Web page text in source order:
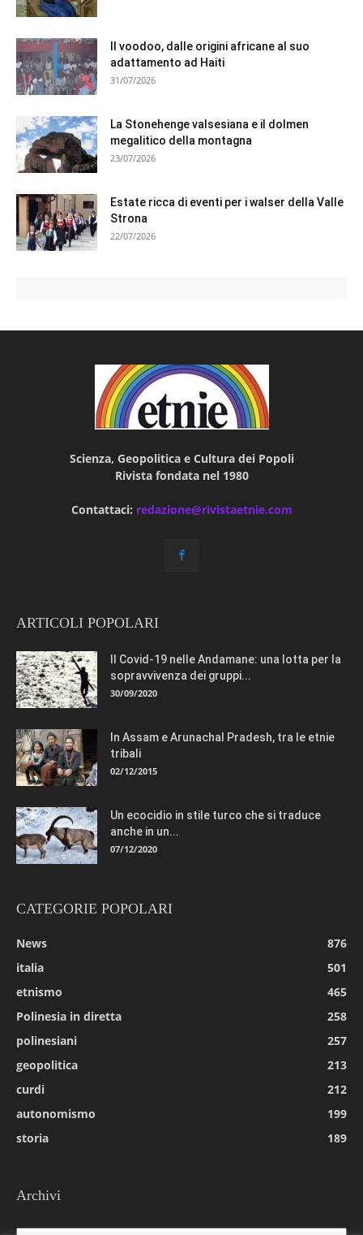
Il voodoo, dalle origini africane al suo
adattamento ad Haiti
31/07/2026
La Stonehenge valsesiana e il dolmen
megalitico della montagna
23/07/2026
Estate ricca di eventi per i walser della Valle
Strona
22/07/2026
Scienza, Geopolitica e Cultura dei Popoli
Rivista fondata nel 1980
Contattaci: redazione@rivistaetnie.com
ARTICOLI POPOLARI
Il Covid-19 nelle Andamane: una lotta per la
sopravvivenza dei gruppi...
30/09/2020
In Assam e Arunachal Pradesh, tra le etnie
tribali
02/12/2015
Un ecocidio in stile turco che si traduce
anche in un...
07/12/2020
CATEGORIE POPOLARI
News
876
italia
501
etnismo
465
Polinesia in diretta
258
polinesiani
257
geopolitica
213
curdi
212
autonomismo
199
storia
189
Archivi
Archivi